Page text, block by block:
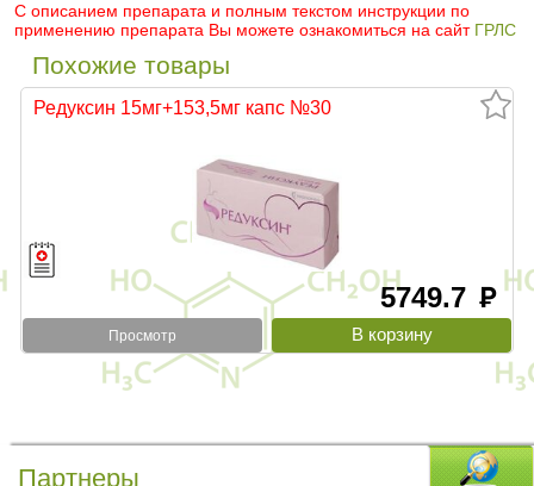
С описанием препарата и полным текстом инструкции по
применению препарата Вы можете ознакомиться на сайт ГРЛС
Похожие товары
Редуксин 15мг+153,5мг капс №30
5749.7 руб
Просмотр
Партнеры